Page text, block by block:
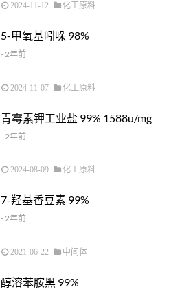
2024-11-12 化工原料
5-甲氧基吲哚 98%
- 2年前
2024-11-07 化工原料
青霉素钾工业盐 99% 1588u/mg
- 2年前
2024-08-09 化工原料
7-羟基香豆素 99%
- 2年前
2021-06-22 中间体
醇溶苯胺黑 99%